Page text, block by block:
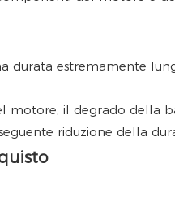
durata estremamente
motore, il degrado della
riduzione della